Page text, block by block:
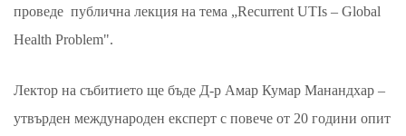
проведе публична лекция на тема „Recurrent UTIs – Global
Health Problem".
Лектор на събитието ще бъде Д-р Амар Кумар Манандхар –
утвърден международен експерт с повече от 20 години опит